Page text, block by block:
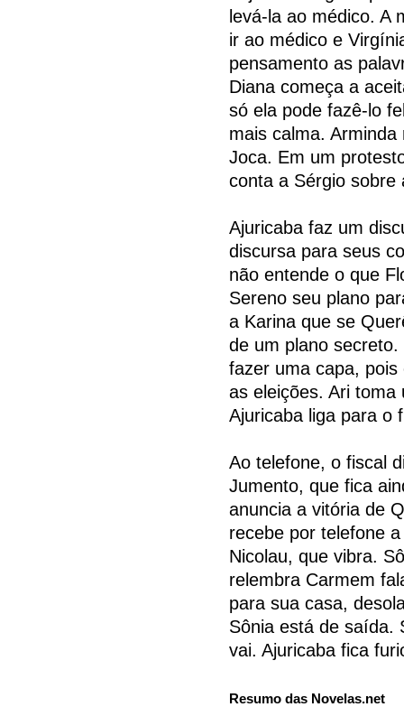
levá-la ao médico. A
ir ao médico e
pensamento as
Diana começa a
só ela pode fazê-lo
mais calma.
Joca. Em um
conta a Sérgio sobre
Ajuricaba faz um
discursa para seus
não entende o que
Sereno seu plano
a Karina que se
de um plano
fazer uma capa,
as eleições. Ari
Ajuricaba liga para o
Ao telefone, o fiscal
Jumento, que fica
anuncia a vitória de
recebe por telefone
Nicolau, que vibra.
relembra Carmem
para sua casa,
Sônia está de saída.
vai. Ajuricaba fica
Resumo das Novelas.net